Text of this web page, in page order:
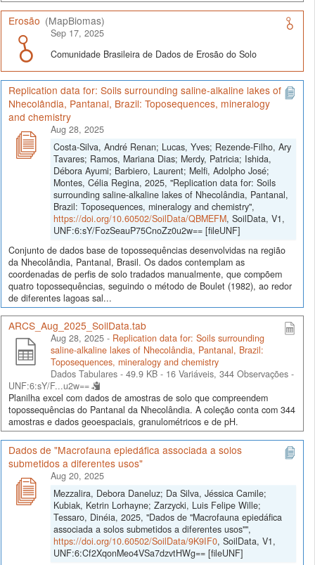
Erosão (MapBiomas)
Sep 17, 2025
Comunidade Brasileira de Dados de Erosão do Solo
Replication data for: Soils surrounding saline-alkaline lakes of
Nhecolândia, Pantanal, Brazil: Toposequences, mineralogy
and chemistry
Aug 28, 2025
Costa-Silva, André Renan; Lucas, Yves; Rezende-Filho, Ary
Tavares; Ramos, Mariana Dias; Merdy, Patricia; Ishida,
Débora Ayumi; Barbiero, Laurent; Melfi, Adolpho José;
Montes, Célia Regina, 2025, "Replication data for: Soils
surrounding saline-alkaline lakes of Nhecolândia, Pantanal,
Brazil: Toposequences, mineralogy and chemistry",
https://doi.org/10.60502/SoilData/QBMEFM, SoilData, V1,
UNF:6:sY/FozSeauP75CnoZz0u2w== [fileUNF]
Conjunto de dados base de topossequências desenvolvidas na região
da Nhecolândia, Pantanal, Brasil. Os dados contemplam as
coordenadas de perfis de solo tradados manualmente, que compõem
quatro topossequências, seguindo o método de Boulet (1982), ao redor
de diferentes lagoas sal...
ARCS_Aug_2025_SoilData.tab
Aug 28, 2025 - Replication data for: Soils surrounding
saline-alkaline lakes of Nhecolândia, Pantanal, Brazil:
Toposequences, mineralogy and chemistry
Dados Tabulares - 49.9 KB - 16 Variáveis, 344 Observações -
UNF:6:sY/F...u2w==
Planilha excel com dados de amostras de solo que compreendem
topossequências do Pantanal da Nhecolândia. A coleção conta com 344
amostras e dados geoespaciais, granulométricos e de pH.
Dados de "Macrofauna epiedáfica associada a solos
submetidos a diferentes usos"
Aug 20, 2025
Mezzalira, Debora Daneluz; Da Silva, Jéssica Camile;
Kubiak, Ketrin Lorhayne; Zarzycki, Luis Felipe Wille;
Tessaro, Dinéia, 2025, "Dados de "Macrofauna epiedáfica
associada a solos submetidos a diferentes usos"",
https://doi.org/10.60502/SoilData/9K9IF0, SoilData, V1,
UNF:6:Cf2XqonMeo4VSa7dzvtHWg== [fileUNF]